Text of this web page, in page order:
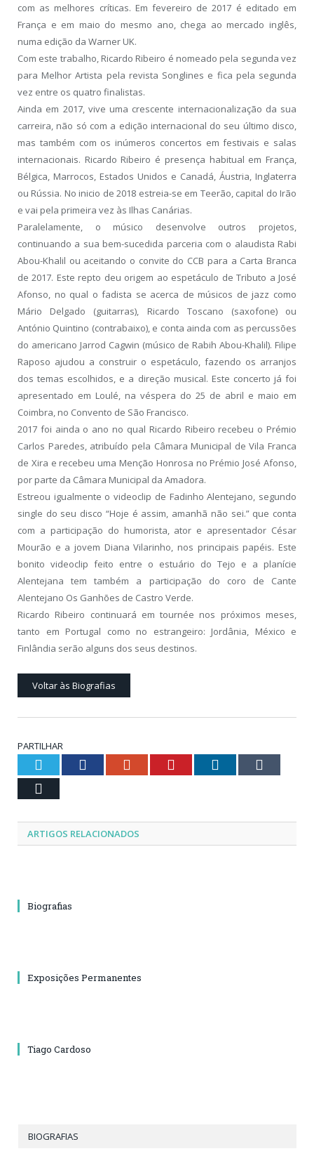
com as melhores críticas. Em fevereiro de 2017 é editado em
França e em maio do mesmo ano, chega ao mercado inglês,
numa edição da Warner UK.
Com este trabalho, Ricardo Ribeiro é nomeado pela segunda vez
para Melhor Artista pela revista Songlines e fica pela segunda
vez entre os quatro finalistas.
Ainda em 2017, vive uma crescente internacionalização da sua
carreira, não só com a edição internacional do seu último disco,
mas também com os inúmeros concertos em festivais e salas
internacionais. Ricardo Ribeiro é presença habitual em França,
Bélgica, Marrocos, Estados Unidos e Canadá, Áustria, Inglaterra
ou Rússia. No inicio de 2018 estreia-se em Teerão, capital do Irão
e vai pela primeira vez às Ilhas Canárias.
Paralelamente, o músico desenvolve outros projetos,
continuando a sua bem-sucedida parceria com o alaudista Rabi
Abou-Khalil ou aceitando o convite do CCB para a Carta Branca
de 2017. Este repto deu origem ao espetáculo de Tributo a José
Afonso, no qual o fadista se acerca de músicos de jazz como
Mário Delgado (guitarras), Ricardo Toscano (saxofone) ou
António Quintino (contrabaixo), e conta ainda com as percussões
do americano Jarrod Cagwin (músico de Rabih Abou-Khalil). Filipe
Raposo ajudou a construir o espetáculo, fazendo os arranjos
dos temas escolhidos, e a direção musical. Este concerto já foi
apresentado em Loulé, na véspera do 25 de abril e maio em
Coimbra, no Convento de São Francisco.
2017 foi ainda o ano no qual Ricardo Ribeiro recebeu o Prémio
Carlos Paredes, atribuído pela Câmara Municipal de Vila Franca
de Xira e recebeu uma Menção Honrosa no Prémio José Afonso,
por parte da Câmara Municipal da Amadora.
Estreou igualmente o videoclip de Fadinho Alentejano, segundo
single do seu disco “Hoje é assim, amanhã não sei.” que conta
com a participação do humorista, ator e apresentador César
Mourão e a jovem Diana Vilarinho, nos principais papéis. Este
bonito videoclip feito entre o estuário do Tejo e a planície
Alentejana tem também a participação do coro de Cante
Alentejano Os Ganhões de Castro Verde.
Ricardo Ribeiro continuará em tournée nos próximos meses,
tanto em Portugal como no estrangeiro: Jordânia, México e
Finlândia serão alguns dos seus destinos.
Voltar às Biografias
PARTILHAR
Twitter Facebook Google+ Pinterest LinkedIn
ARTIGOS RELACIONADOS
Biografias
Exposições Permanentes
Tiago Cardoso
BIOGRAFIAS